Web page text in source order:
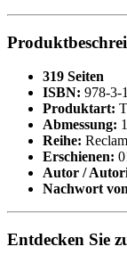
319 Seiten
ISBN: 978-3-
Produktart:
Abmessung:
Reihe:
Erschienen:
Autor /
Nachwort
Entdecken Sie